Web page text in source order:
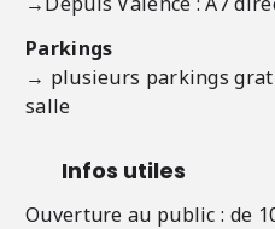
Parkings
→ plusieurs parkings
salle
Infos utiles
Ouverture au public : de